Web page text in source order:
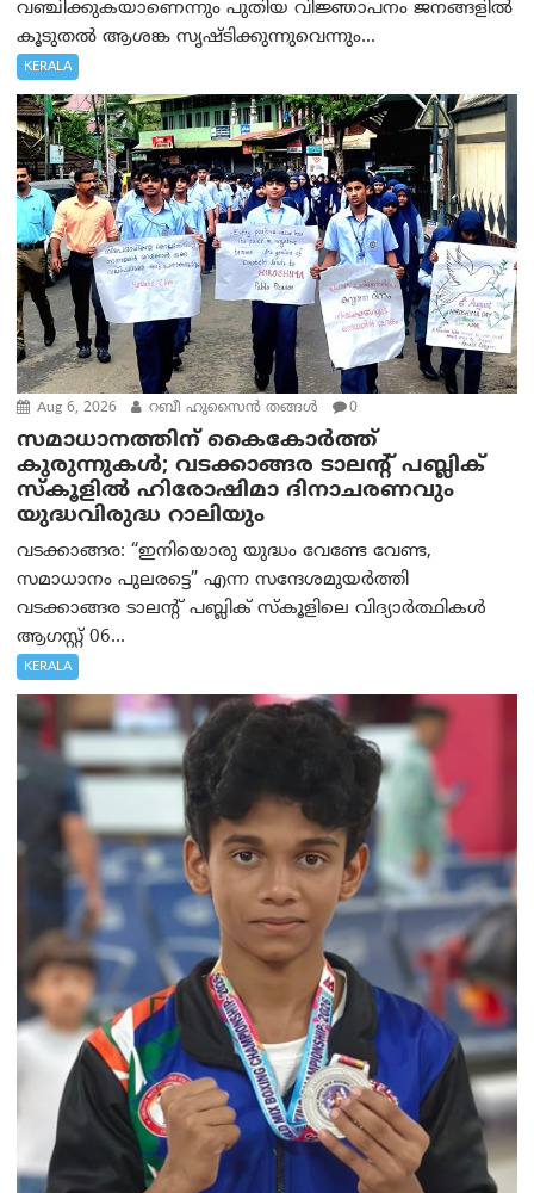
വഞ്ചിക്കുകയാണെന്നും പുതിയ വിജ്ഞാപനം ജനങ്ങളില്‍
കൂടുതല്‍ ആശങ്ക സൃഷ്ടിക്കുന്നുവെന്നും...
KERALA
Aug 6, 2026 റബീ ഹുസൈന്‍ തങ്ങള്‍ 0
സമാധാനത്തിന് കൈകോർത്ത്
കുരുന്നുകൾ; വടക്കാങ്ങര ടാലന്റ് പബ്ലിക്
സ്കൂളിൽ ഹിരോഷിമാ ദിനാചരണവും
യുദ്ധവിരുദ്ധ റാലിയും
വടക്കാങ്ങര: “ഇനിയൊരു യുദ്ധം വേണ്ടേ വേണ്ട,
സമാധാനം പുലരട്ടെ” എന്ന സന്ദേശമുയർത്തി
വടക്കാങ്ങര ടാലന്റ് പബ്ലിക് സ്കൂളിലെ വിദ്യാർത്ഥികൾ
ആഗസ്റ്റ് 06...
KERALA